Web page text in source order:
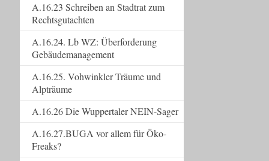
A.16.23 Schreiben an Stadtrat zum
Rechtsgutachten
A.16.24. Lb WZ: Überforderung
Gebäudemanagement
A.16.25. Vohwinkler Träume und
Alpträume
A.16.26 Die Wuppertaler NEIN-Sager
A.16.27.BUGA vor allem für Öko-
Freaks?